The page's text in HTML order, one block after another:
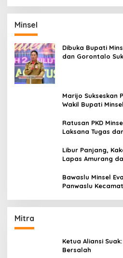
Minsel
Dibuka Bupati
dan Gorontalo
Marijo Sukseskan
Wakil Bupati
Ratusan PKD
Laksana Tugas
Libur Panjang,
Lapas Amurang
Bawaslu Minsel
Panwaslu
Mitra
Ketua Aliansi
Bersalah